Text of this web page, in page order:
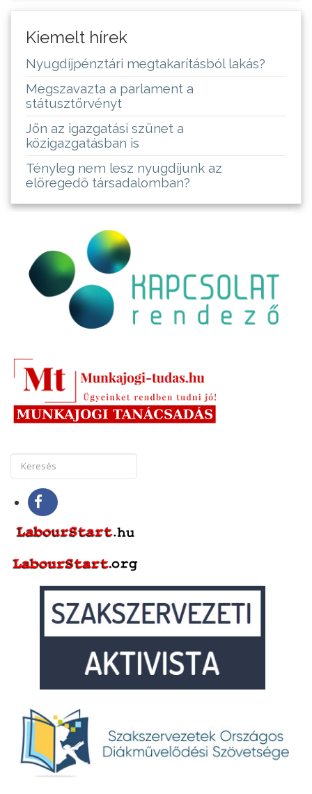
Kiemelt hírek
Nyugdíjpénztári megtakarításból lakás?
Megszavazta a parlament a
státusztörvényt
Jön az igazgatási szünet a
közigazgatásban is
Tényleg nem lesz nyugdíjunk az
elöregedő társadalomban?